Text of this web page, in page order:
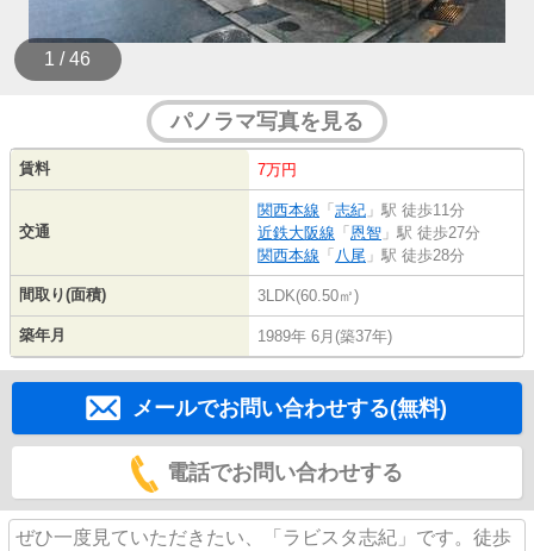
1 / 46
パノラマ写真を見る
賃料 7万円
交通
関西本線 「 志紀 」駅 徒歩11分
近鉄大阪線 「 恩智 」駅 徒歩27分
関西本線 「 八尾 」駅 徒歩28分
間取り(面積) 3LDK(60.50㎡)
築年月 1989年 6月(築37年)
メールでお問い合わせする(無料)
電話でお問い合わせする
ぜひ一度見ていただきたい、「ラビスタ志紀」です。徒歩